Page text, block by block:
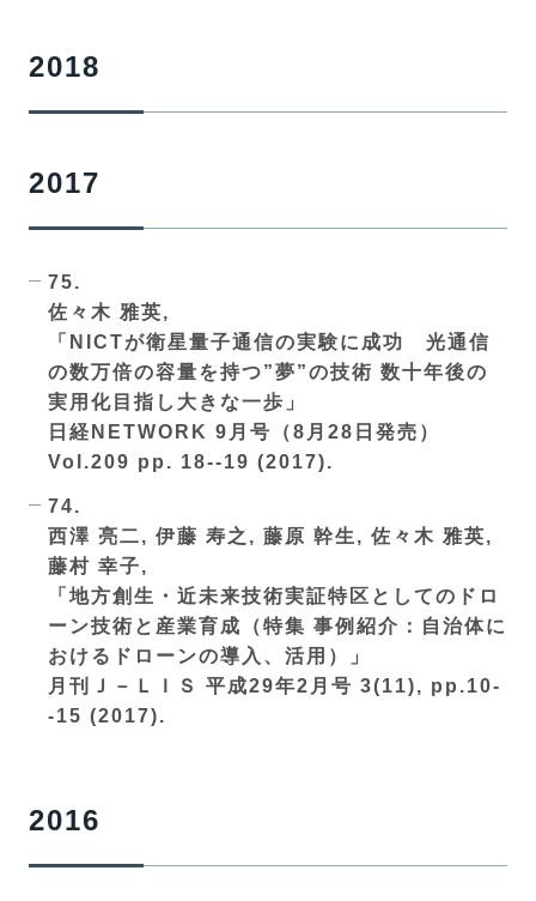
2018
2017
75.
佐々木 雅英,
「NICTが衛星量子通信の実験に成功 光通信
の数万倍の容量を持つ”夢”の技術 数十年後の
実用化目指し大きな一歩」
日経NETWORK 9月号（8月28日発売）
Vol.209 pp. 18--19 (2017).
74.
西澤 亮二, 伊藤 寿之, 藤原 幹生, 佐々木 雅英,
藤村 幸子,
「地方創生・近未来技術実証特区としてのドロ
ーン技術と産業育成（特集 事例紹介：自治体に
おけるドローンの導入、活用）」
月刊Ｊ－ＬＩＳ 平成29年2月号 3(11), pp.10-
-15 (2017).
2016